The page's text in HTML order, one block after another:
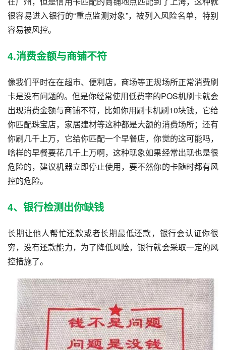
很容易进入银行的“重点监测对象”，被列入风险名单，特别
容易被风控。
4.消费金额与商铺不符
像我们平时在在超市、便利店，商场等正规场所正常消费刷
卡是没有问题的。但是你经常使用低费率的POS机刷卡就会
出现消费金额与商铺不符，比如你用刷卡机刷10块钱，它给
你匹配珠宝店，家居建材等这种都是大额的消费场所；还有
你刷几千上万，它给你匹配一个早餐店，你觉的这可能吗，
啥样的早餐要花几千上万啊，这种现象如果经常出现也是很
危险的，建议机器立即停止使用，要不然你的卡随时都有风
控的危险。
4、银行检测出你缺钱
长期让他人帮忙还款或者长期最低还款，银行会认证你很
穷，没有还款能力，为了降低风险，银行就会采取一定的风
控措施了。